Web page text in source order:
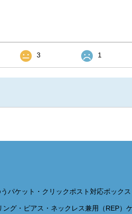
3 1
パケット・クリックポスト対応ボックス
ング・ピアス・ネックレス兼用（REP）